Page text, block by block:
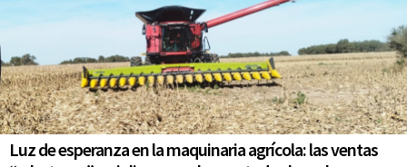
Luz de esperanza en la maquinaria agrícola: las ventas